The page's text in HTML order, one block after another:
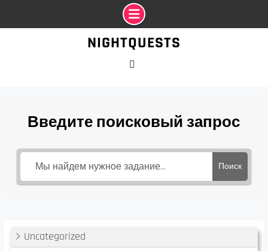
NIGHTQUESTS
Введите поисковый запрос
Поиск
Uncategorized